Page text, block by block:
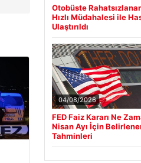
Otobüste
Hızlı Müdahalesi ile
Ulaştırıldı
04/08/2026
FED Faiz Kararı Ne
Nisan Ayı İçin
Tahminleri